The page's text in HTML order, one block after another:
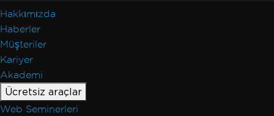
Hakkımızda
Haberler
Müşteriler
Kariyer
Akademi
Ücretsiz araçlar
Web Seminerleri